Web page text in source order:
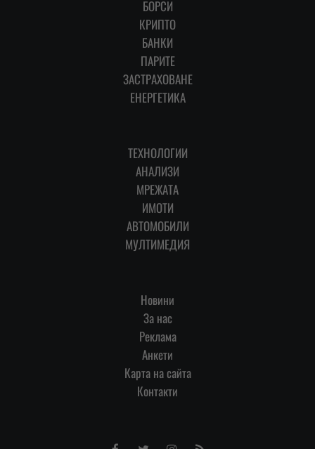
БОРСИ
КРИПТО
БАНКИ
ПАРИТЕ
ЗАСТРАХОВАНЕ
ЕНЕРГЕТИКА
ТЕХНОЛОГИИ
АНАЛИЗИ
МРЕЖАТА
ИМОТИ
АВТОМОБИЛИ
МУЛТИМЕДИЯ
Новини
За нас
Реклама
Анкети
Карта на сайта
Контакти